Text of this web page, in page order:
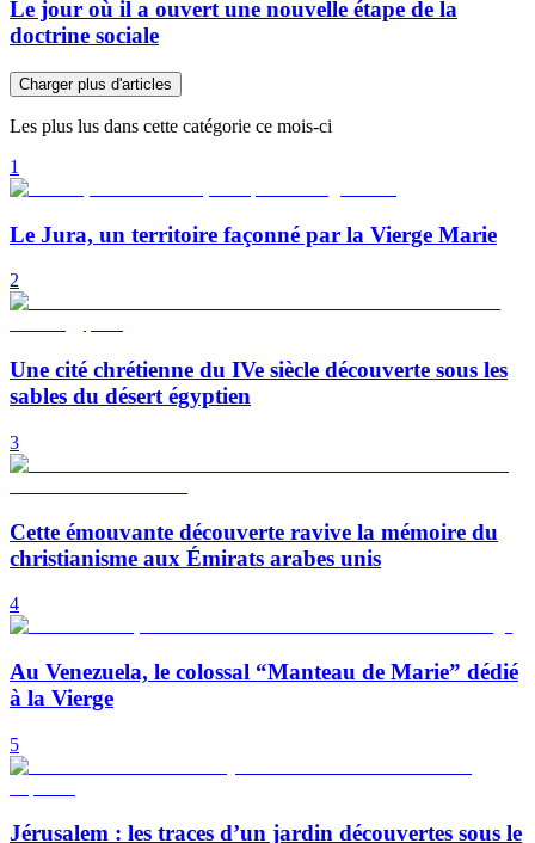
Le jour où il a ouvert une nouvelle étape de la
doctrine sociale
Charger plus d'articles
Les plus lus dans cette catégorie ce mois-ci
1
Le Jura, un territoire façonné par la Vierge Marie
2
Une cité chrétienne du IVe siècle découverte sous les
sables du désert égyptien
3
Cette émouvante découverte ravive la mémoire du
christianisme aux Émirats arabes unis
4
Au Venezuela, le colossal “Manteau de Marie” dédié
à la Vierge
5
Jérusalem : les traces d’un jardin découvertes sous le